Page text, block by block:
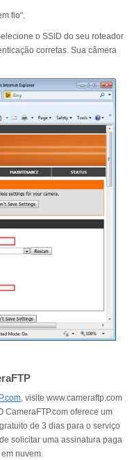
fio".
o SSID do seu roteador
corretas. Sua câmera
, visite www.cameraftp.com
CameraFTP.com oferece um
de 3 dias para o serviço
solicitar uma assinatura paga
nuvem.